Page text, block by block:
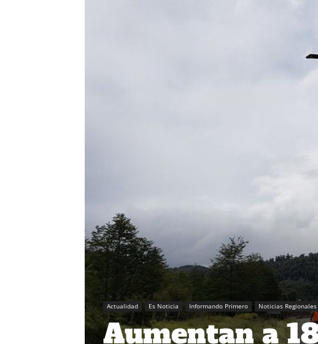
Actualidad Es Noticia Informando Primero Noticias Regionales
Aumentan a